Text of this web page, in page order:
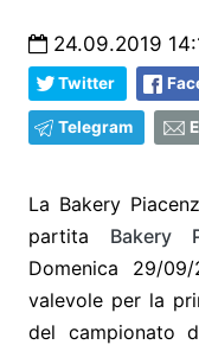
24.09.2019
Twitter
Telegram
La Bakery
partita Bakery
Domenica 29/
valevole per la
del campionato